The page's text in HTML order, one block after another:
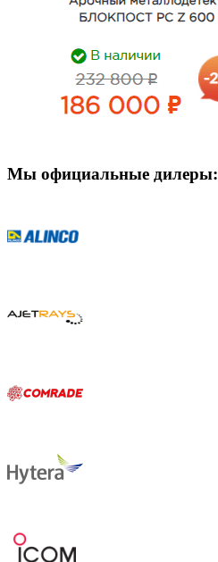
Мы официальные дилеры: